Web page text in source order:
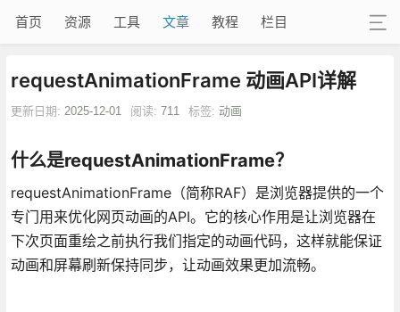
首页 资源 工具 文章 教程 栏目
requestAnimationFrame 动画API详解
更新日期: 2025-12-01 阅读: 711 标签: 动画
什么是requestAnimationFrame？
requestAnimationFrame（简称RAF）是浏览器提供的一个
专门用来优化网页动画的API。它的核心作用是让浏览器在
下次页面重绘之前执行我们指定的动画代码，这样就能保证
动画和屏幕刷新保持同步，让动画效果更加流畅。